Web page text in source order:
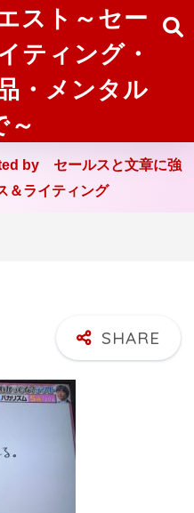
スト～セー
ティング・
・メンタル
～
by セールスと文章に強
＆ライティング